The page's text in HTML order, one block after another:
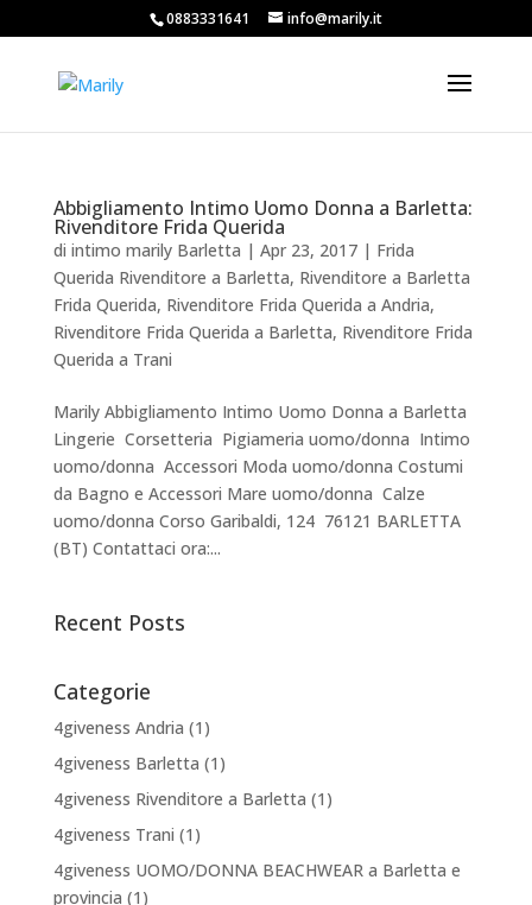
0883331641 info@marily.it
Abbigliamento Intimo Uomo Donna a Barletta:
Rivenditore Frida Querida
di intimo marily Barletta | Apr 23, 2017| Frida
Querida Rivenditore a Barletta, Rivenditore a Barletta
Frida Querida, Rivenditore Frida Querida a Andria,
Rivenditore Frida Querida a Barletta, Rivenditore Frida
Querida a Trani
Marily Abbigliamento Intimo Uomo Donna a Barletta
Lingerie  Corsetteria  Pigiameria uomo/donna  Intimo
uomo/donna  Accessori Moda uomo/donna Costumi
da Bagno e Accessori Mare uomo/donna  Calze
uomo/donna Corso Garibaldi, 124  76121 BARLETTA
(BT) Contattaci ora:...
Recent Posts
Categorie
4giveness Andria (1)
4giveness Barletta (1)
4giveness Rivenditore a Barletta (1)
4giveness Trani (1)
4giveness UOMO/DONNA BEACHWEAR a Barletta e
provincia (1)